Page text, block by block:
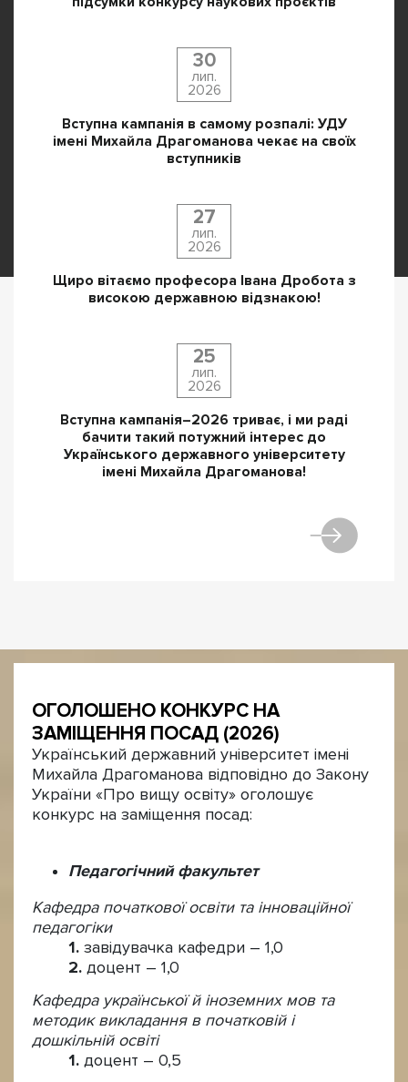
30
лип.
2026
Вступна кампанія в самому розпалі: УДУ
імені Михайла Драгоманова чекає на своїх
вступників
27
лип.
2026
Щиро вітаємо професора Івана Дробота з
високою державною відзнакою!
25
лип.
2026
Вступна кампанія–2026 триває, і ми раді
бачити такий потужний інтерес до
Українського державного університету
імені Михайла Драгоманова!
ОГОЛОШЕНО КОНКУРС НА
ЗАМІЩЕННЯ ПОСАД (2026)
Український державний університет імені
Михайла Драгоманова відповідно до Закону
України «Про вищу освіту» оголошує
конкурс на заміщення посад:
Педагогічний факультет
Кафедра початкової освіти та інноваційної
педагогіки
завідувачка кафедри – 1,0
доцент – 1,0
Кафедра української й іноземних мов та
методик викладання в початковій і
дошкільній освіті
доцент – 0,5